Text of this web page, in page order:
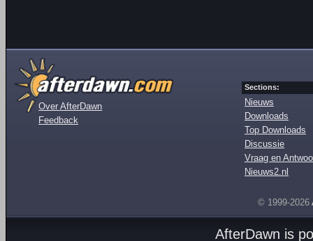
Over AfterDawn
Feedback
Sections:
Nieuws
Downloads
Top Downloads
Discussie
Vraag en
Nieuws2.nl
© 1999-2026
AfterDawn is